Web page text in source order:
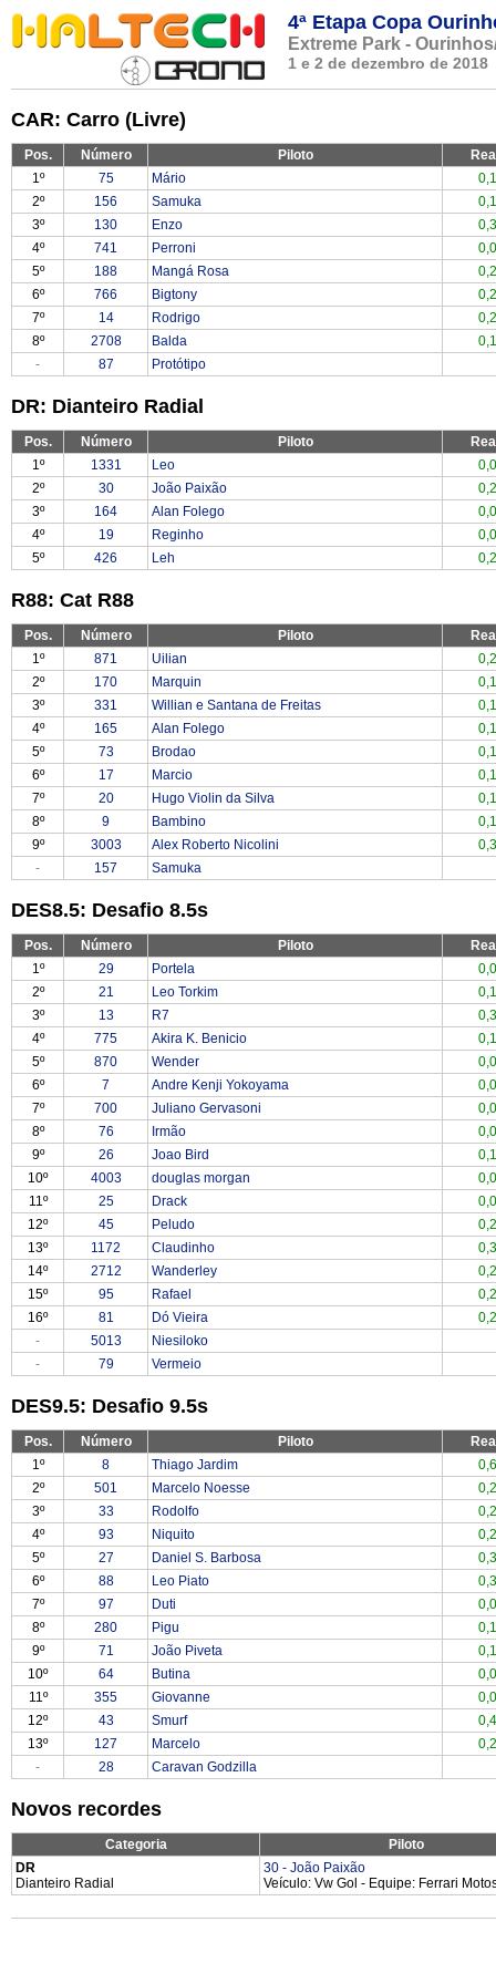
4ª Etapa Copa
Extreme Park -
1 e 2 de dezembro de 2018
CAR: Carro (Livre)
Pos. Número Piloto
1º
75 Mário
2º
156 Samuka
3º
130 Enzo
4º
741 Perroni
5º
188 Mangá Rosa
6º
766 Bigtony
7º
14 Rodrigo
8º
2708 Balda
-
87 Protótipo
DR: Dianteiro Radial
Pos. Número Piloto
1º
1331 Leo
2º
30 João Paixão
3º
164 Alan Folego
4º
19 Reginho
5º
426 Leh
R88: Cat R88
Pos. Número Piloto
1º
871 Uilian
2º
170 Marquin
3º
331 Willian e Santana de Freitas
4º
165 Alan Folego
5º
73 Brodao
6º
17 Marcio
7º
20 Hugo Violin da Silva
8º
9 Bambino
9º
3003 Alex Roberto Nicolini
-
157 Samuka
DES8.5: Desafio 8.5s
Pos. Número Piloto
1º
29 Portela
2º
21 Leo Torkim
3º
13 R7
4º
775 Akira K. Benicio
5º
870 Wender
6º
7 Andre Kenji Yokoyama
7º
700 Juliano Gervasoni
8º
76 Irmão
9º
26 Joao Bird
10º
4003 douglas morgan
11º
25 Drack
12º
45 Peludo
13º
1172 Claudinho
14º
2712 Wanderley
15º
95 Rafael
16º
81 Dó Vieira
-
5013
Niesiloko
-
79 Vermeio
DES9.5: Desafio 9.5s
Pos. Número Piloto
1º
8 Thiago Jardim
2º
501 Marcelo Noesse
3º
33 Rodolfo
4º
93 Niquito
5º
27 Daniel S. Barbosa
6º
88 Leo Piato
7º
97 Duti
8º
280 Pigu
9º
71 João Piveta
10º
64 Butina
11º
355 Giovanne
12º
43 Smurf
13º
127 Marcelo
-
28 Caravan Godzilla
Novos recordes
Categoria
Piloto
DR
Dianteiro Radial
30 - João Paixão
Veículo: Vw Gol - Equipe: Ferrari